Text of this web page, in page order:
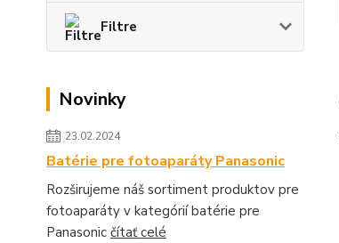
Filtre
Novinky
23.02.2024
Batérie pre fotoaparáty Panasonic
Rozširujeme náš sortiment produktov pre
fotoaparáty v kategórií batérie pre
Panasonic čítať celé